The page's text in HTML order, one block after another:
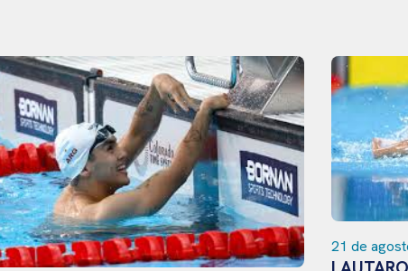
21 de agosto de 2024